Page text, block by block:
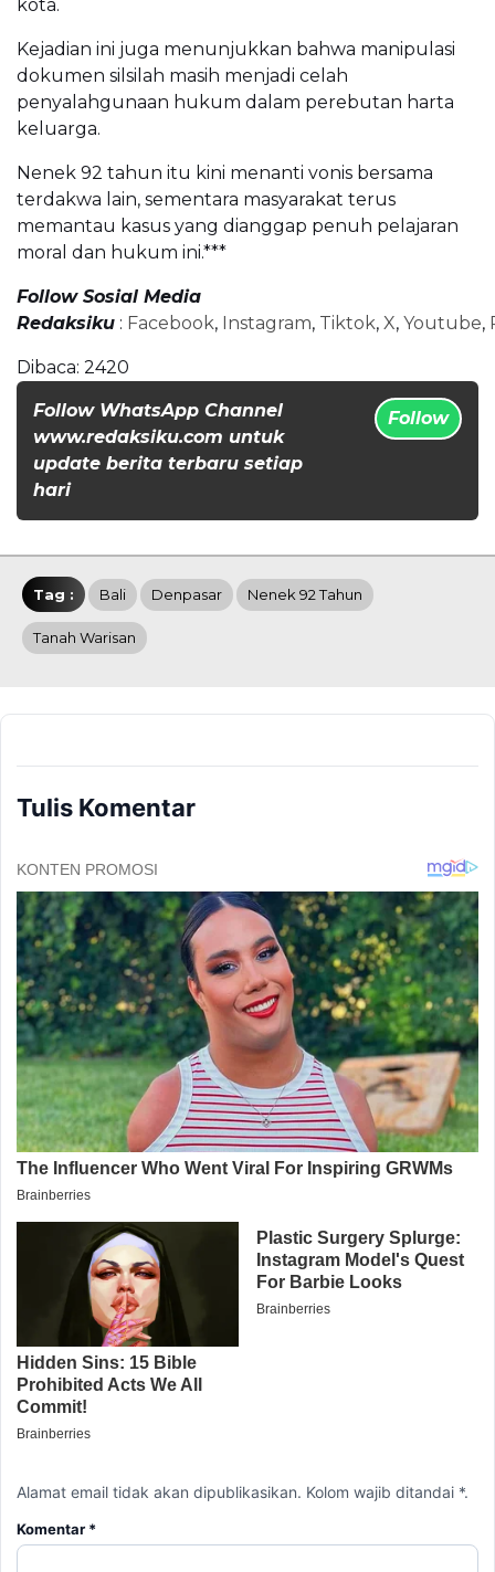
kota.
Kejadian ini juga menunjukkan bahwa manipulasi
dokumen silsilah masih menjadi celah
penyalahgunaan hukum dalam perebutan harta
keluarga.
Nenek 92 tahun itu kini menanti vonis bersama
terdakwa lain, sementara masyarakat terus
memantau kasus yang dianggap penuh pelajaran
moral dan hukum ini.***
Follow Sosial Media
Redaksiku : Facebook, Instagram, Tiktok, X, Youtube,
Dibaca: 2420
Follow WhatsApp Channel
www.redaksiku.com untuk
update berita terbaru setiap
hari
Follow
Tag : Bali Denpasar Nenek 92 Tahun
Tanah Warisan
Tulis Komentar
Alamat email tidak akan dipublikasikan. Kolom wajib ditandai *.
Komentar *